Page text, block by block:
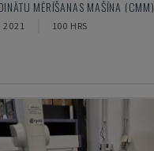
MĒRĪŠANAS MAŠĪNA (CMM)
2021 100 HRS